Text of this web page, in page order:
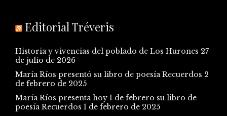
Editorial Tréveris
Historia y vivencias del poblado de Los Hurones 27
de julio de 2026
María Ríos presentó su libro de poesía Recuerdos 2
de febrero de 2025
María Ríos presenta hoy 1 de febrero su libro de
poesía Recuerdos 1 de febrero de 2025